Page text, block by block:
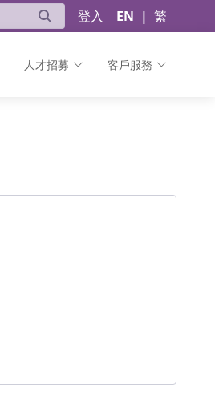
登入 EN | 繁
人才招募 客戶服務